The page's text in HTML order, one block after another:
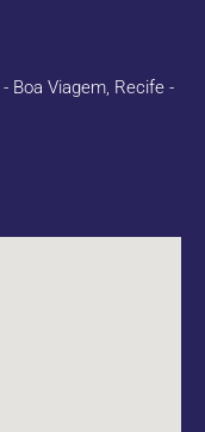
Boa Viagem, Recife -